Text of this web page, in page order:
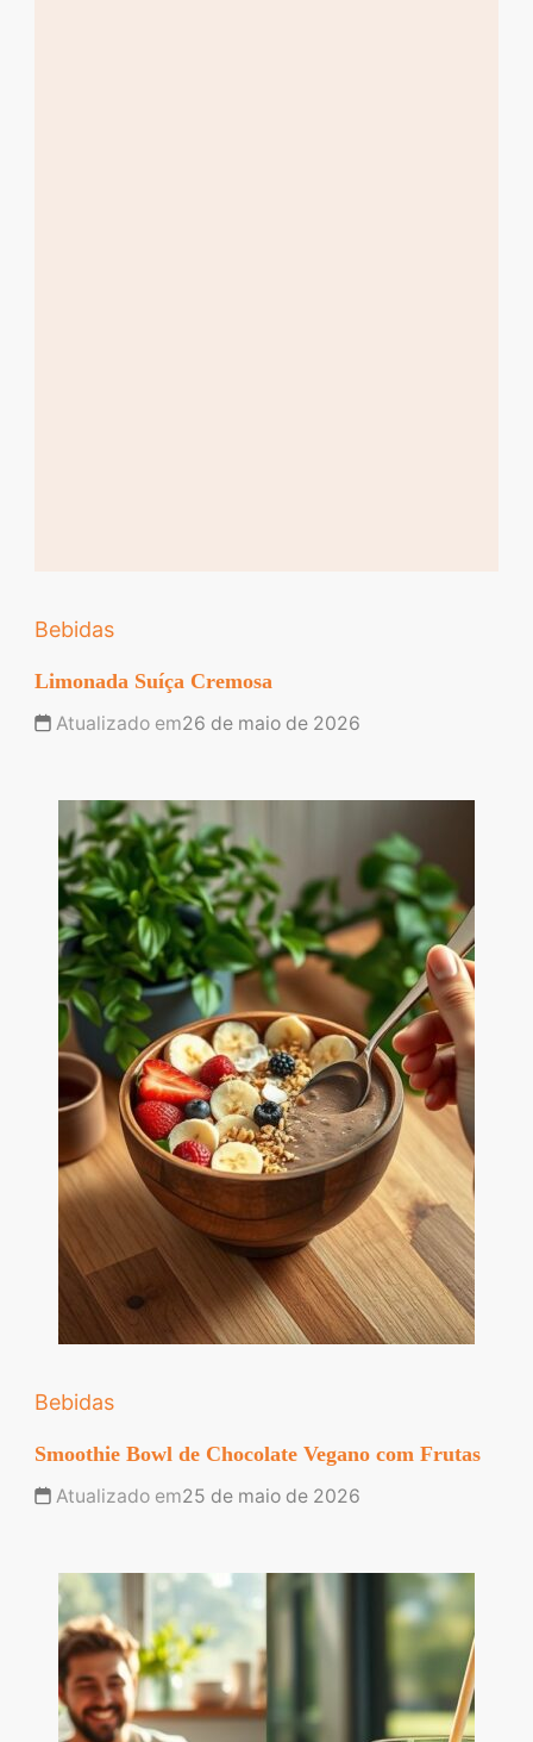
Bebidas
Limonada Suíça Cremosa
Atualizado em26 de maio de 2026
Bebidas
Smoothie Bowl de Chocolate Vegano com Frutas
Atualizado em25 de maio de 2026